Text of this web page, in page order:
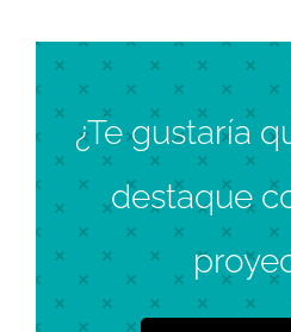
¿Te gustaría
destaque